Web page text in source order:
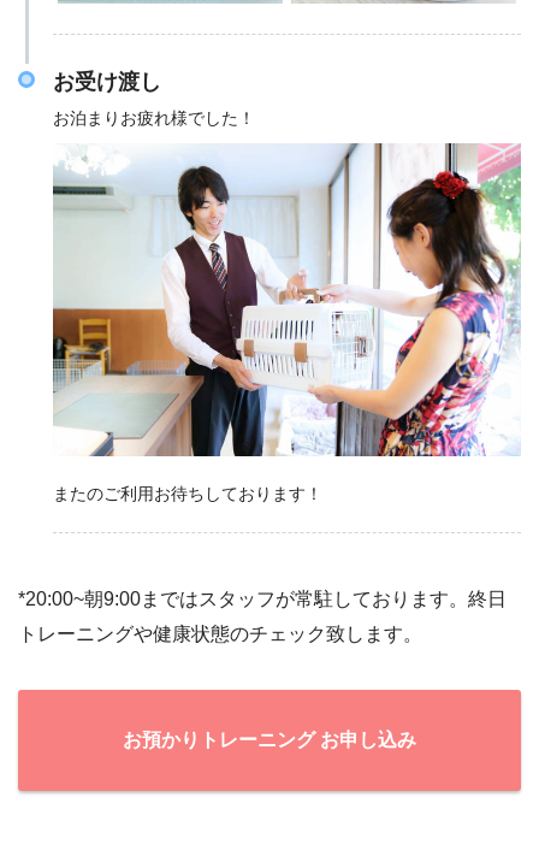
お受け渡し
お泊まりお疲れ様でした！
またのご利用お待ちしております！
*20:00~朝9:00まではスタッフが常駐しております。終日
トレーニングや健康状態のチェック致します。
お預かりトレーニング お申し込み